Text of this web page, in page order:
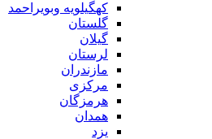
کهگیلویه وبویراحمد
گلستان
گیلان
لرستان
مازندران
مرکزی
هرمزگان
همدان
یزد